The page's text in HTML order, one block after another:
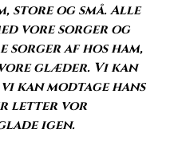
store og små. Alle
vore sorger og
sorger af hos ham,
glæder. Vi kan
kan modtage hans
letter vor
igen.